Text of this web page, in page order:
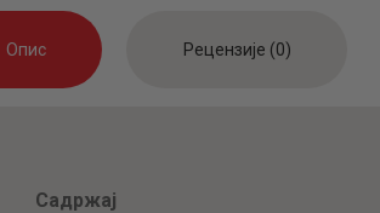
Опис Рецензије (0)
Садржај